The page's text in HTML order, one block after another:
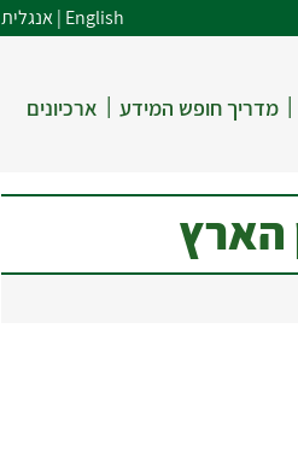
נגישות
אתר
המרכזי
English
|אנגלית
| מדריך חופש המידע | ארכיונים
הארץ